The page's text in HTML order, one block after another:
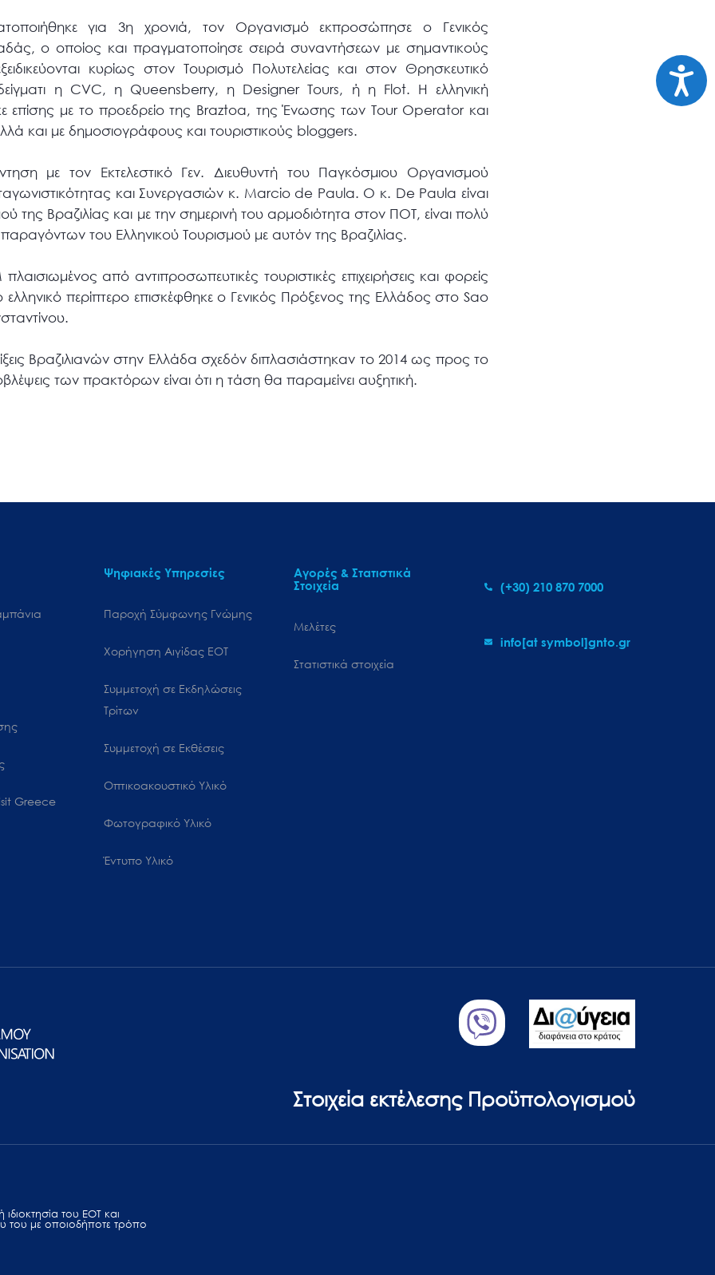
για 3η χρονιά, τον Οργανισμό εκπροσώπησε ο Γενικός
ο οποίος και πραγματοποίησε σειρά συναντήσεων με σημαντικούς
κυρίως στον Τουρισμό Πολυτελείας και στον Θρησκευτικό
η CVC, η Queensberry, η Designer Tours, ή η Flot. Η ελληνική
επίσης με το προεδρείο της Braztoa, της Ένωσης των Tour Operator και
και με δημοσιογράφους και τουριστικούς bloggers.
με τον Εκτελεστικό Γεν. Διευθυντή του Παγκόσμιου Οργανισμού
και Συνεργασιών κ. Marcio de Paula. Ο κ. De Paula είναι
Βραζιλίας και με την σημερινή του αρμοδιότητα στον ΠΟΤ, είναι πολύ
του Ελληνικού Τουρισμού με αυτόν της Βραζιλίας.
από αντιπροσωπευτικές τουριστικές επιχειρήσεις και φορείς
ελληνικό περίπτερο επισκέφθηκε ο Γενικός Πρόξενος της Ελλάδος στο Sao
Βραζιλιανών στην Ελλάδα σχεδόν διπλασιάστηκαν το 2014 ως προς το
των πρακτόρων είναι ότι η τάση θα παραμείνει αυξητική.
Greece
Ψηφιακές Υπηρεσίες
Παροχή Σύμφωνης Γνώμης
Χορήγηση Αιγίδας ΕΟΤ
Συμμετοχή σε Εκδηλώσεις
Τρίτων
Συμμετοχή σε Εκθέσεις
Οπτικοακουστικό Υλικό
Φωτογραφικό Υλικό
Έντυπο Υλικό
Αγορές & Στατιστικά
Στοιχεία
Μελέτες
Στατιστικά στοιχεία
(+30) 210 870 7000
info[at symbol]gnto.gr
Στοιχεία εκτέλεσης Προϋπολογισμού
του ΕΟΤ και
του με οποιοδήποτε τρόπο